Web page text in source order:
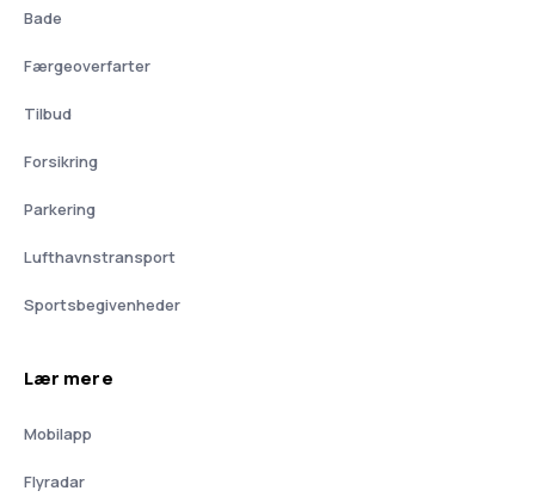
Bade
Færgeoverfarter
Tilbud
Forsikring
Parkering
Lufthavnstransport
Sportsbegivenheder
Lær mere
Mobilapp
Flyradar